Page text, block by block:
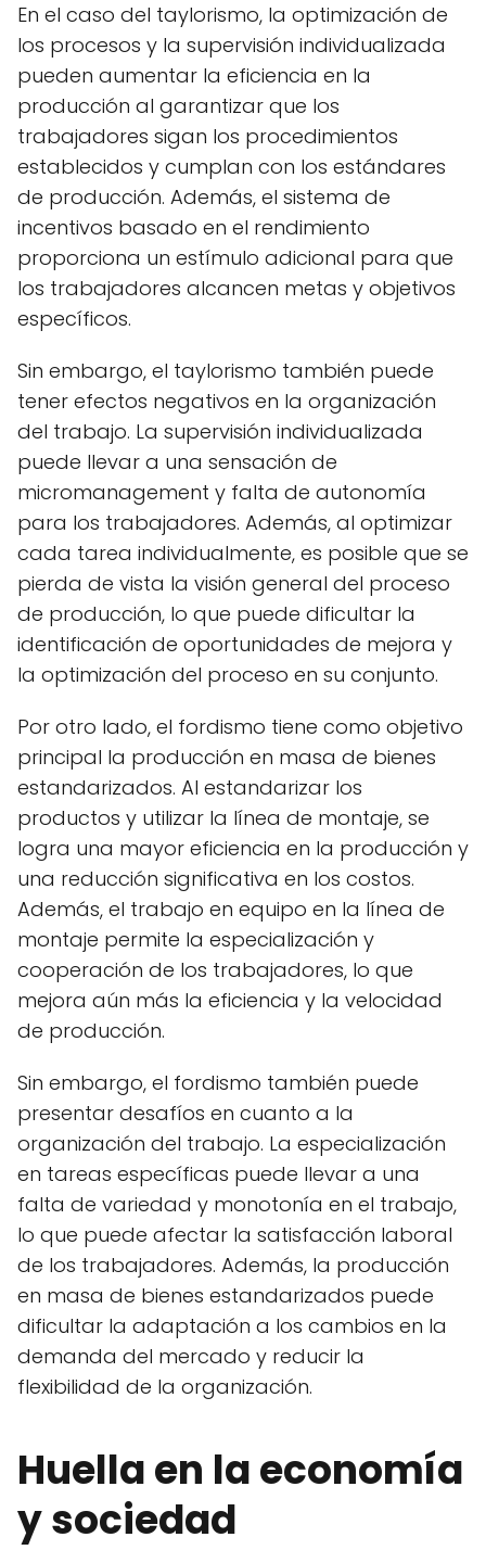
En el caso del taylorismo, la optimización de
los procesos y la supervisión individualizada
pueden aumentar la eficiencia en la
producción al garantizar que los
trabajadores sigan los procedimientos
establecidos y cumplan con los estándares
de producción. Además, el sistema de
incentivos basado en el rendimiento
proporciona un estímulo adicional para que
los trabajadores alcancen metas y objetivos
específicos.
Sin embargo, el taylorismo también puede
tener efectos negativos en la organización
del trabajo. La supervisión individualizada
puede llevar a una sensación de
micromanagement y falta de autonomía
para los trabajadores. Además, al optimizar
cada tarea individualmente, es posible que se
pierda de vista la visión general del proceso
de producción, lo que puede dificultar la
identificación de oportunidades de mejora y
la optimización del proceso en su conjunto.
Por otro lado, el fordismo tiene como objetivo
principal la producción en masa de bienes
estandarizados. Al estandarizar los
productos y utilizar la línea de montaje, se
logra una mayor eficiencia en la producción y
una reducción significativa en los costos.
Además, el trabajo en equipo en la línea de
montaje permite la especialización y
cooperación de los trabajadores, lo que
mejora aún más la eficiencia y la velocidad
de producción.
Sin embargo, el fordismo también puede
presentar desafíos en cuanto a la
organización del trabajo. La especialización
en tareas específicas puede llevar a una
falta de variedad y monotonía en el trabajo,
lo que puede afectar la satisfacción laboral
de los trabajadores. Además, la producción
en masa de bienes estandarizados puede
dificultar la adaptación a los cambios en la
demanda del mercado y reducir la
flexibilidad de la organización.
Huella en la economía
y sociedad